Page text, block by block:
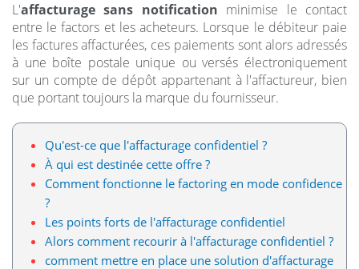
L'affacturage sans notification minimise le contact
entre le factors et les acheteurs. Lorsque le débiteur paie
les factures affacturées, ces paiements sont alors adressés
à une boîte postale unique ou versés électroniquement
sur un compte de dépôt appartenant à l'affactureur, bien
que portant toujours la marque du fournisseur.
Qu'est-ce que l'affacturage confidentiel ?
À qui est destinée cette offre ?
Comment fonctionne le factoring en mode confidence
?
Les points forts de l'affacturage confidentiel
Alors comment recourir à l'affacturage confidentiel ?
comment mettre en place une solution d'affacturage